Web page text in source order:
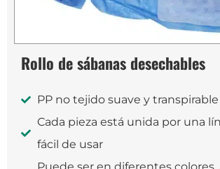
Rollo de sábanas desechables
PP no tejido suave y transpirable
Cada pieza está unida por una
fácil de usar